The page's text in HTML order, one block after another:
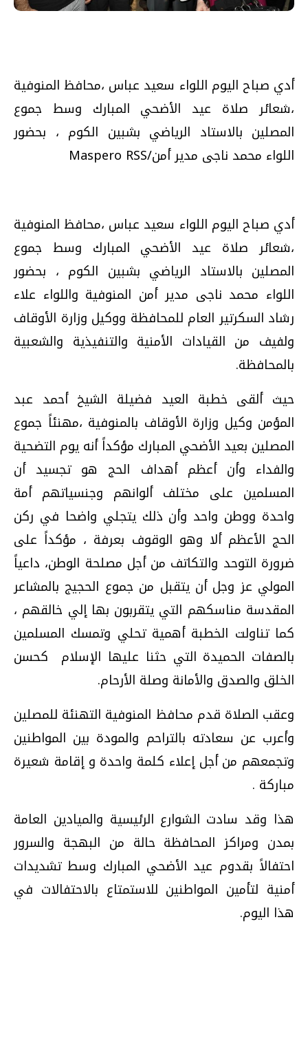
أدي صباح اليوم اللواء سعيد عباس ،محافظ المنوفية
،شعائر صلاة عيد الأضحي المبارك وسط جموع
المصلين بالاستاد الرياضي بشبين الكوم ، بحضور
اللواء محمد ناجى مدير أمن/Maspero RSS
أدي صباح اليوم اللواء سعيد عباس ،محافظ المنوفية
،شعائر صلاة عيد الأضحي المبارك وسط جموع
المصلين بالاستاد الرياضي بشبين الكوم ، بحضور
اللواء محمد ناجى مدير أمن المنوفية واللواء علاء
رشاد السكرتير العام للمحافظة ووكيل وزارة الأوقاف
ولفيف من القيادات الأمنية والتنفيذية والشعبية
بالمحافظة.
حيث ألقى خطبة العيد فضيلة الشيخ أحمد عبد
المؤمن وكيل وزارة الأوقاف بالمنوفية ،مهنئاً جموع
المصلين بعيد الأضحي المبارك مؤكداً أنه يوم التضحية
والفداء وأن أعظم أهداف الحج هو تجسيد أن
المسلمين على مختلف ألوانهم وجنسياتهم أمة
واحدة ووطن واحد وأن ذلك يتجلي واضحا في ركن
الحج الأعظم ألا وهو الوقوف بعرفة ، مؤكداً على
ضرورة التوحد والتكاتف من أجل مصلحة الوطن، داعياً
المولي عز وجل أن يتقبل من جموع الحجيج بالمشاعر
المقدسة مناسكهم التي يتقربون بها إلي خالقهم ،
كما تناولت الخطبة أهمية تحلي وتمسك المسلمين
بالصفات الحميدة التي حثنا عليها الإسلام كحسن
الخلق والصدق والأمانة وصلة الأرحام.
وعقب الصلاة قدم محافظ المنوفية التهنئة للمصلين
وأعرب عن سعادته بالتراحم والمودة بين المواطنين
وتجمعهم من أجل إعلاء كلمة واحدة و إقامة شعيرة
مباركة .
هذا وقد سادت الشوارع الرئيسية والميادين العامة
بمدن ومراكز المحافظة حالة من البهجة والسرور
احتفالاً بقدوم عيد الأضحي المبارك وسط تشديدات
أمنية لتأمين المواطنين للاستمتاع بالاحتفالات في
هذا اليوم.